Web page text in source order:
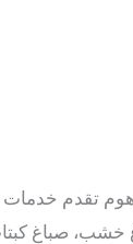
| ديكور هوم تقدم
صباغ